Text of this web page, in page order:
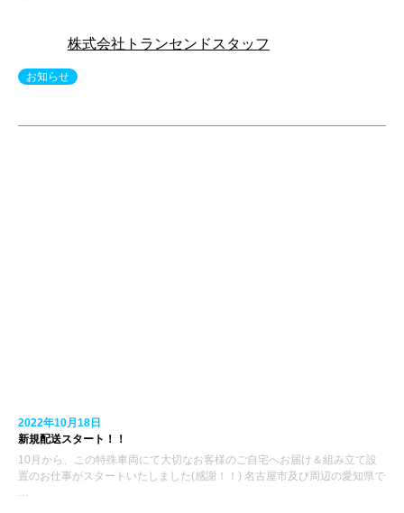
株式会社トランセンドスタッフ
お知らせ
2022年10月18日
新規配送スタート！！
10月から、この特殊車両にて大切なお客様のご自宅へお届け＆組み立て設
置のお仕事がスタートいたしました(感謝！！) 名古屋市及び周辺の愛知県で
…